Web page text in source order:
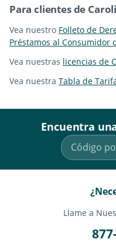
Para clientes de
Vea nuestro Folleto de
Préstamos al Consumidor
Vea nuestras licencias de
Vea nuestra Tabla de
Encuentra
Llame a